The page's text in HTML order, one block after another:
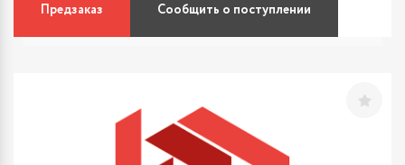
Предзаказ Сообщить о поступлении